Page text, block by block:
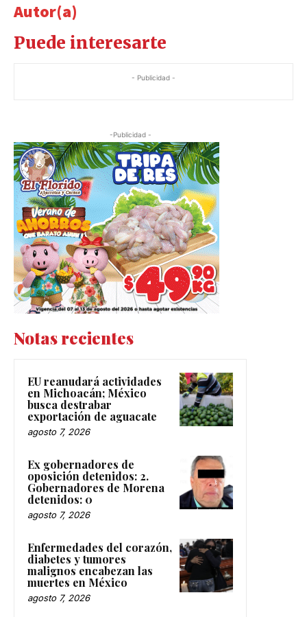
Autor(a)
Puede interesarte
- Publicidad -
-Publicidad -
Notas recientes
EU reanudará actividades
en Michoacán; México
busca destrabar
exportación de aguacate
agosto 7, 2026
Ex gobernadores de
oposición detenidos: 2.
Gobernadores de Morena
detenidos: 0
agosto 7, 2026
Enfermedades del corazón,
diabetes y tumores
malignos encabezan las
muertes en México
agosto 7, 2026